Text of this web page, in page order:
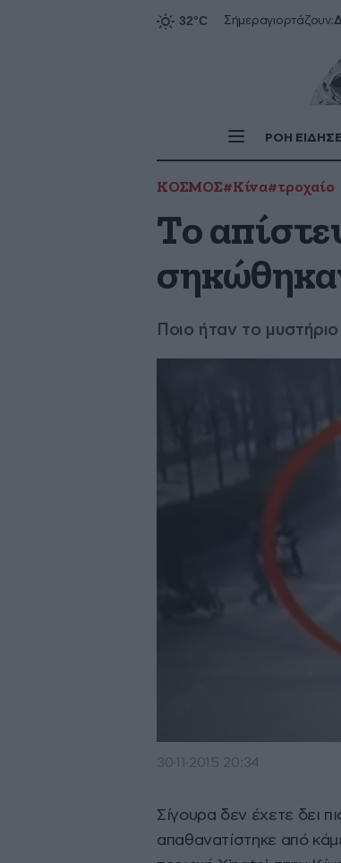
Σήμεραγιορτάζουν:
ΡΟΗ
ΚΟΣΜΟΣ#Κίνα#τροχαίο
Το
Ποιο ήταν το
30·11·2015 20:34
Σίγουρα δεν έχετε δει
απαθανατίστηκε από